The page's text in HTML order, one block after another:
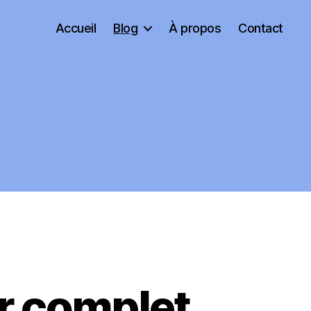
Accueil Blog À propos Contact